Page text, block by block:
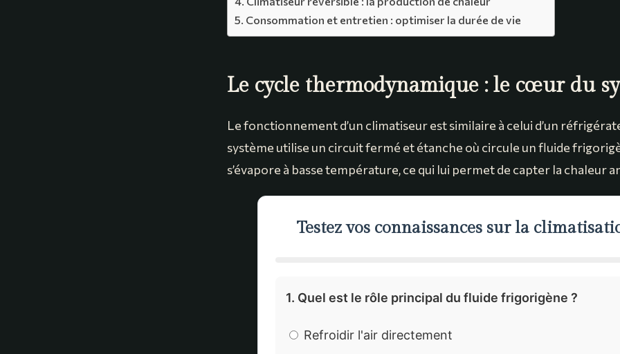
Consommation et entretien : optimiser la durée de vie
Le cycle thermodynamique : le cœur du
Le fonctionnement d’un climatiseur est similaire à celui d’un
système utilise un circuit fermé et étanche où circule un fluide
s’évapore à basse température, ce qui lui permet de capter la chaleur
Testez vos connaissances sur la
1. Quel est le rôle principal du fluide frigorigène ?
Refroidir l'air directement